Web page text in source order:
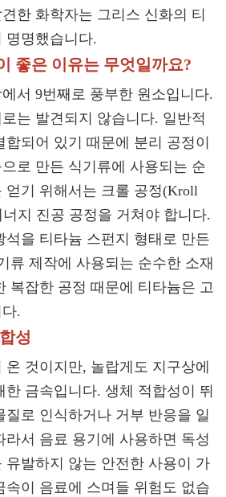
한 화학자는 그리스 신화의 티
명명했습니다.
좋은 이유는 무엇일까요?
서 9번째로 풍부한 원소입니다.
는 발견되지 않습니다. 일반적
되어 있기 때문에 분리 공정이
로 만든 식기류에 사용되는 순
얻기 위해서는 크롤 공정(Kroll
너지 진공 공정을 거쳐야 합니다.
석을 티타늄 스펀지 형태로 만든
류 제작에 사용되는 순수한 소재
복잡한 공정 때문에 티타늄은 고
.
성
것이지만, 놀랍게도 지구상에
금속입니다. 생체 적합성이 뛰
질로 인식하거나 거부 반응을 일
라서 음료 용기에 사용하면 독성
유발하지 않는 안전한 사용이 가
속이 음료에 스며들 위험도 없습